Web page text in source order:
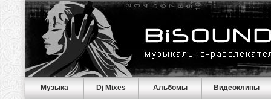
Музыка Dj Mixes Альбомы Видеоклипы